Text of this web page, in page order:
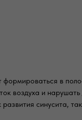
формироваться в
воздуха и нарушать
синусита,